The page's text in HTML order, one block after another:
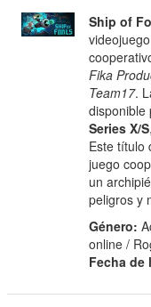
Ship of
Fika
Team17.
disponible
Series X/S,
Este título
juego
un
peligros y
Género:
online /
Fecha de